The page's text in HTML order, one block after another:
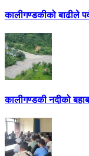
कालीगण्डकीको बाढीले
कालीगण्डकी नदीको